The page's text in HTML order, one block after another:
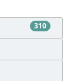
310